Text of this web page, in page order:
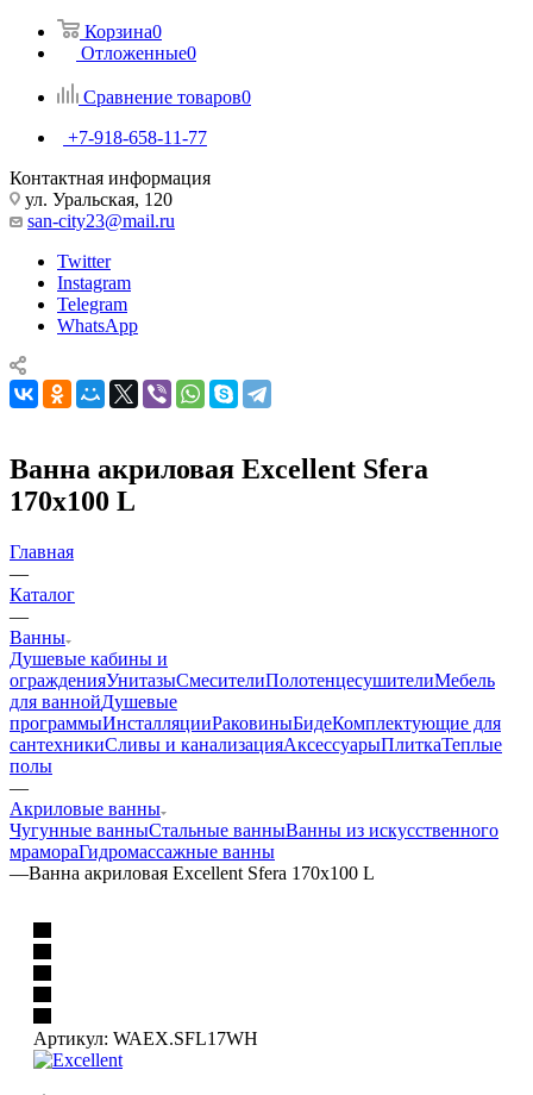
Сравнение товаров
Контактная информация
ул. Уральская, 120
Twitter
Instagram
WhatsApp
Ванна акриловая Excellent Sfera
Главная
—
—
Ванны
Душевые кабины и
ограждения
для ванной
программыИнсталляции
сантехникиСливы и канализацияАксессуарыПлиткаТеплые
полы
—
Акриловые ванны
Чугунные ванны
мрамора
—Ванна акриловая Excellent Sfera 170х100 L